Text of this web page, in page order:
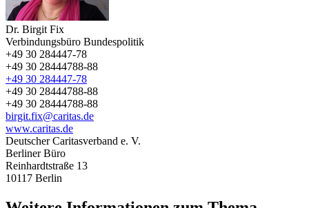
Dr. Birgit Fix
Verbindungsbüro Bundespolitik
+49 30 284447-78
+49 30 28444788-88
+49 30 284447-78
+49 30 28444788-88
+49 30 28444788-88
birgit.fix@caritas.de
www.caritas.de
Deutscher Caritasverband e. V.
Berliner Büro
Reinhardtstraße 13
10117 Berlin